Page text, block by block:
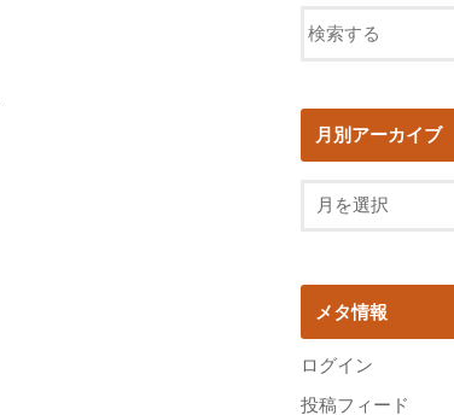
月別アーカイブ
メタ情報
ログイン
投稿フィード